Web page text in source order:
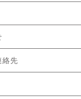
ンス方針
扱い
続きについて
方針
基本方針
の業務運営の取組方針
絡先